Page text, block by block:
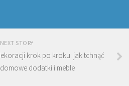
NEXT STORY
krok po kroku: jak tchnąć
dodatki i meble